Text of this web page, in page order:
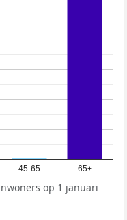
45-65 65+
op 1 januari